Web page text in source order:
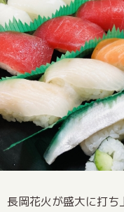
長岡花火が盛大に打ち